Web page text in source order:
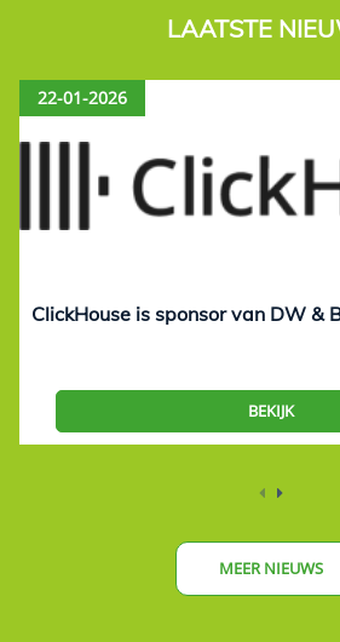
LAATSTE
22-01-2026
ClickHouse is sponsor van DW &
BEKIJK
MEER NIEUWS